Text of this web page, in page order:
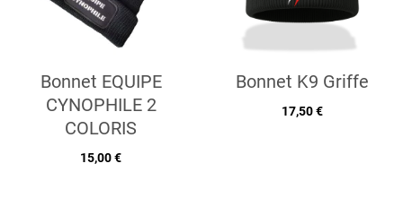
Bonnet EQUIPE
CYNOPHILE 2
COLORIS
15,00 €
Bonnet K9 Griffe
17,50 €